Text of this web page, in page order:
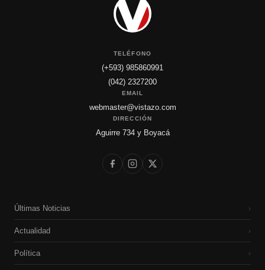
TELÉFONO
(+593) 985860991
(042) 2327200
EMAIL
webmaster@vistazo.com
DIRECCIÓN
Aguirre 734 y Boyacá
Últimas Noticias ›
Actualidad ›
Política ›